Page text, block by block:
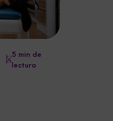
5 min de
lectura